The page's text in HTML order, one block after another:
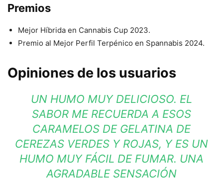
Premios
Mejor Híbrida en Cannabis Cup 2023.
Premio al Mejor Perfil Terpénico en Spannabis 2024.
Opiniones de los usuarios
UN HUMO MUY DELICIOSO. EL
SABOR ME RECUERDA A ESOS
CARAMELOS DE GELATINA DE
CEREZAS VERDES Y ROJAS, Y ES UN
HUMO MUY FÁCIL DE FUMAR. UNA
AGRADABLE SENSACIÓN